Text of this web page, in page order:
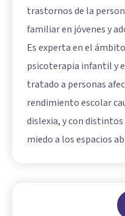
trastornos de la
familiar en jóvenes y
Es experta en el
psicoterapia infantil y
tratado a personas
rendimiento escolar
dislexia, y con
miedo a los espacios